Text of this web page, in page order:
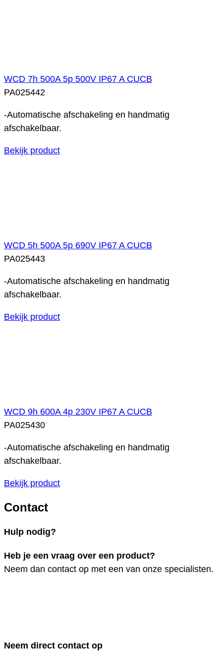
WCD 7h 500A 5p 500V IP67 A CUCB
PA025442
-Automatische afschakeling en handmatig
afschakelbaar.
Bekijk product
WCD 5h 500A 5p 690V IP67 A CUCB
PA025443
-Automatische afschakeling en handmatig
afschakelbaar.
Bekijk product
WCD 9h 600A 4p 230V IP67 A CUCB
PA025430
-Automatische afschakeling en handmatig
afschakelbaar.
Bekijk product
Contact
Hulp nodig?
Heb je een vraag over een product?
Neem dan contact op met een van onze specialisten.
Neem direct contact op